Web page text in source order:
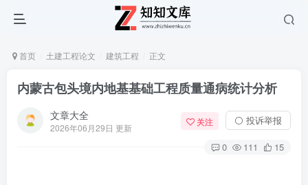
首页 土建工程论文 建筑工程 正文
内蒙古包头境内地基基础工程质量通病统计分析
文章大全
2026年06月29日 更新
关注 ⚪ 投诉举报
0 111 15